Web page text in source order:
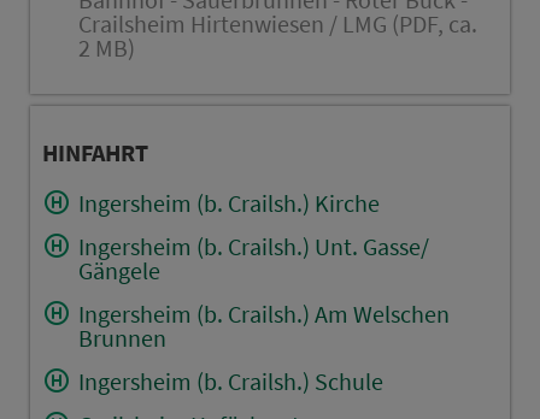
Crailsheim Hirtenwiesen / LMG (PDF, ca.
2 MB)
HINFAHRT
Ingersheim (b. Crailsh.) Kirche
Ingersheim (b. Crailsh.) Unt. Gasse/
Gängele
Ingersheim (b. Crailsh.) Am Welschen
Brunnen
Ingersheim (b. Crailsh.) Schule